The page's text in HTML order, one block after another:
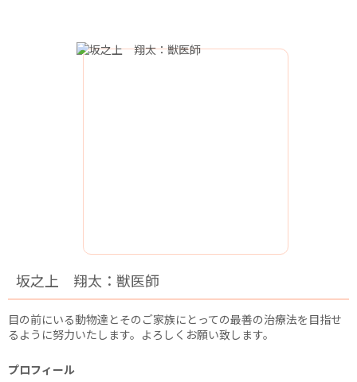
坂之上 翔太：獣医師
目の前にいる動物達とそのご家族にとっての最善の治療法を目指せ
るように努力いたします。よろしくお願い致します。
プロフィール